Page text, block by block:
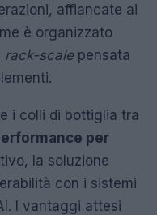
affiancate ai
è organizzato
rack-scalepensata
i colli di bottiglia tra
per
la soluzione
con i sistemi
I vantaggi attesi